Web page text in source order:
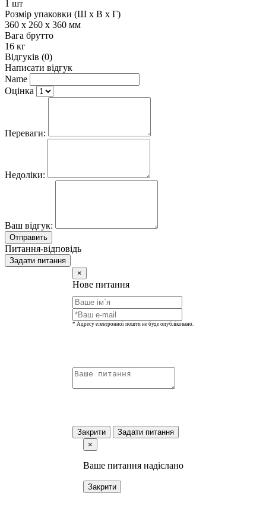
1 шт
Розмір упаковки (Ш х В х Г)
360 x 260 x 360 мм
Вага брутто
16 кг
Відгуків (0)
Написати відгук
Name
Оцінка
Переваги:
Недоліки:
Ваш відгук:
Отправить
Питання-відповідь
Задати питання
×
Нове питання
* Адресу електронної пошти не буде опубліковано.
Закрити
Задати питання
×
Ваше питання надіслано
Закрити